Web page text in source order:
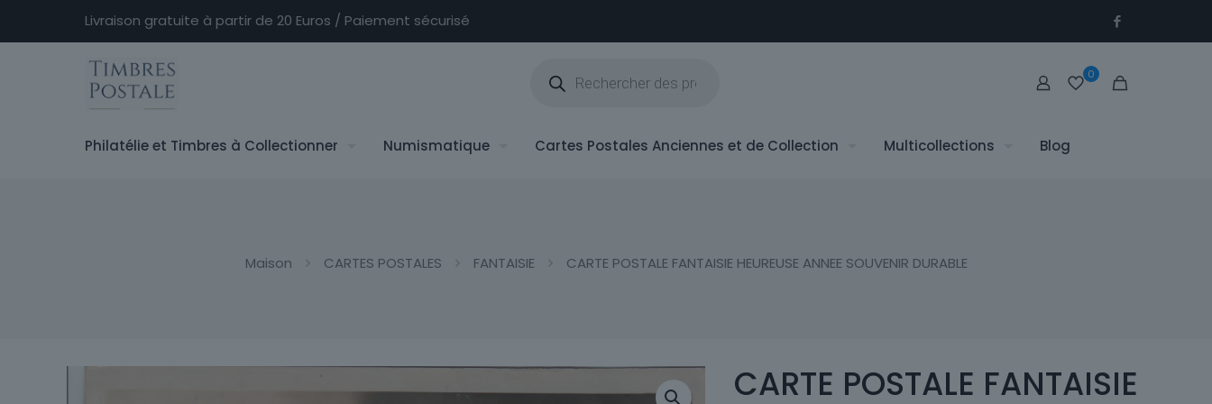
Livraison gratuite à partir de 20 Euros / Paiement sécurisé
produits
0
Philatélie et Timbres à Collectionner Numismatique Cartes Postales Anciennes et de Collection Multicollections Blog
Maison CARTES POSTALES FANTAISIE CARTE POSTALE FANTAISIE HEUREUSE ANNEE SOUVENIR DURABLE
CARTE POSTALE FANTAISIE